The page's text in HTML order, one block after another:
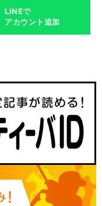
LINEで
アカウント追加